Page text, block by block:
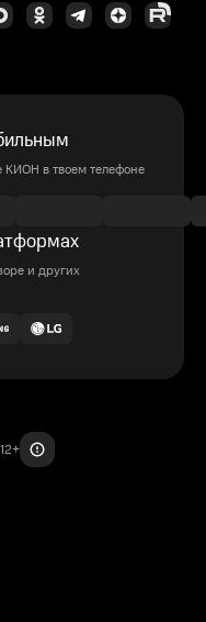
в твоем телефоне
и других